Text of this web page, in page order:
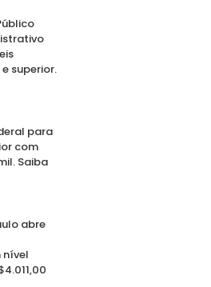
superior.
para
com
Saiba
abre
nível